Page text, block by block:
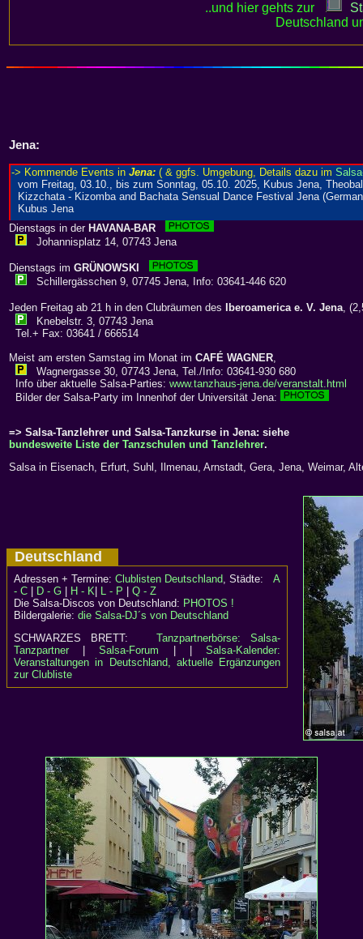
..und hier gehts zur
Deutschland
Jena:
Dienstags in der HAVANA-BAR
Johannisplatz 14, 07743 Jena
Dienstags im GRÜNOWSKI
Schillergässchen 9, 07745 Jena, Info: 03641-446 620
Jeden Freitag ab 21 h in den Clubräumen des Iberoamerica e. V. Jena,
Knebelstr. 3, 07743 Jena
Tel.+ Fax: 03641 / 666514
Meist am ersten Samstag im Monat im CAFÉ WAGNER,
Wagnergasse 30, 07743 Jena, Tel./Info: 03641-930 680
Info über aktuelle Salsa-Parties: www.tanzhaus-jena.de/veranstalt.html
Bilder der Salsa-Party im Innenhof der Universität Jena:
=> Salsa-Tanzlehrer und Salsa-Tanzkurse in Jena: siehe
bundesweite Liste der Tanzschulen und Tanzlehrer.
Salsa in Eisenach, Erfurt, Suhl, Ilmenau, Arnstadt, Gera, Jena, Weimar,
Deutschland
Adressen + Termine: Clublisten Deutschland, Städte: A
- C
D - G H - K L - P
Q - Z
Die Salsa-Discos von Deutschland: PHOTOS !
Bildergalerie: die Salsa-DJ´s von Deutschland
SCHWARZES BRETT:Tanzpartnerbörse: Salsa-
Tanzpartner|Salsa-Forum | |Salsa-Kalender:
Veranstaltungen in Deutschland, aktuelle Ergänzungen
zur Clubliste